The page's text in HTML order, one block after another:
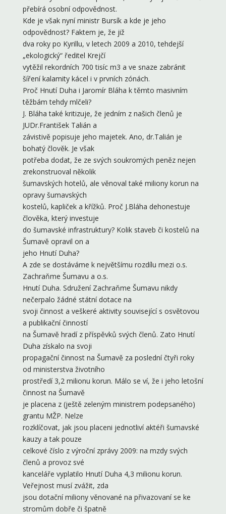
přebírá osobní odpovědnost.
Kde je však nyní ministr Bursík a kde je jeho
odpovědnost? Faktem je, že již
dva roky po Kyrillu, v letech 2009 a 2010, tehdejší
„ekologický“ ředitel Krejčí
vytěžil rekordních 700 tisíc m3 a ve snaze zabránit
šíření kalamity kácel i v prvních zónách.
Proč Hnutí Duha i Jaromír Bláha k těmto masivním
těžbám tehdy mlčeli?
J. Bláha také kritizuje, že jedním z našich členů je
JUDr.František Talián a
závistivě popisuje jeho majetek. Ano, dr.Talián je
bohatý člověk. Je však
potřeba dodat, že ze svých soukromých peněz nejen
zrekonstruoval několik
šumavských hotelů, ale věnoval také miliony korun na
opravy šumavských
kostelů, kapliček a křížků. Proč J.Bláha dehonestuje
člověka, který investuje
do šumavské infrastruktury? Kolik staveb či kostelů na
Šumavě opravil on a
jeho Hnutí Duha?
A zde se dostáváme k největšímu rozdílu mezi o.s.
Zachraňme Šumavu a o.s.
Hnutí Duha. Sdružení Zachraňme Šumavu nikdy
nečerpalo žádné státní dotace na
svoji činnost a veškeré aktivity související s osvětovou
a publikační činností
na Šumavě hradí z příspěvků svých členů. Zato Hnutí
Duha získalo na svoji
propagační činnost na Šumavě za poslední čtyři roky
od ministerstva životního
prostředí 3,2 milionu korun. Málo se ví, že i jeho letošní
činnost na Šumavě
je placena z (ještě zeleným ministrem podepsaného)
grantu MŽP. Nelze
rozklíčovat, jak jsou placeni jednotliví aktéři šumavské
kauzy a tak pouze
celkové číslo z výroční zprávy 2009: na mzdy svých
členů a provoz své
kanceláře vyplatilo Hnutí Duha 4,3 milionu korun.
Veřejnost musí zvážit, zda
jsou dotační miliony věnované na přivazovaní se ke
stromům dobře či špatně